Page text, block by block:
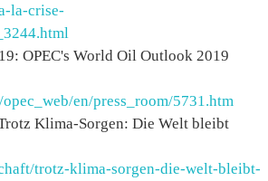
la-crise-
OPEC's World Oil Outlook 2019
en/press_room/5731.htm
Klima-Sorgen: Die Welt bleibt
trotz-klima-sorgen-die-welt-bleibt-